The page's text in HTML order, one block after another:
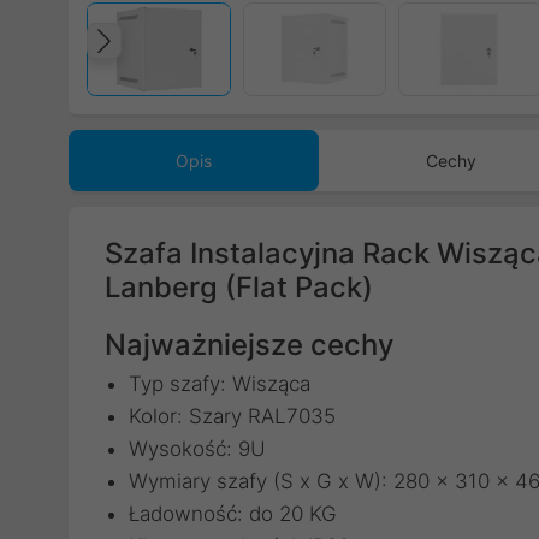
Poprzedni
Opis Cechy
Szafa Instalacyjna Rack
Lanberg (Flat Pack)
Najważniejsze cechy
Typ szafy: Wisząca
Kolor: Szary RAL7035
Wysokość: 9U
Wymiary szafy (S x G x W): 280 x 310 x
Ładowność: do 20 KG